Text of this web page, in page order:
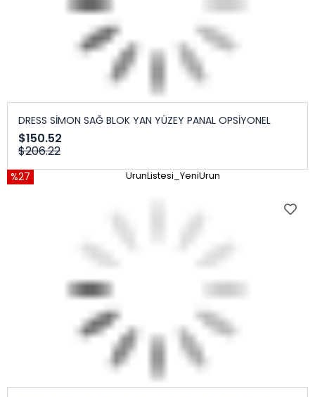
DRESS SİMON SAĞ BLOK YAN YÜZEY PANAL OPSİYONEL
$150.52
$206.22
%27 UrunListesi_YeniUrun